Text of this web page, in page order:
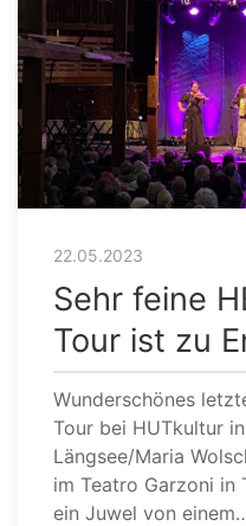
22.05.2023
Sehr feine
Tour ist zu
Wunderschönes
Tour bei HUTkultur
Längsee/Maria
im Teatro Garzoni in
ein Juwel von